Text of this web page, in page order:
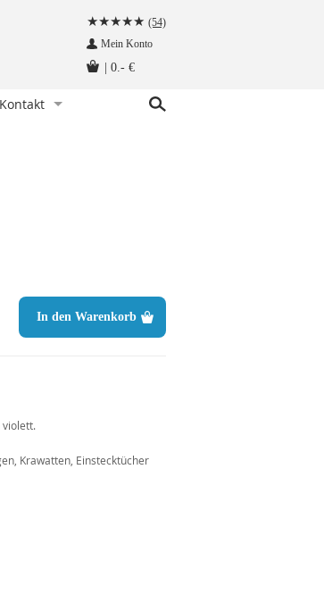
(54)
Mein Konto
0.- €
- so geht‘s richtig
man so!
- wie werden sie getragen
Kontakt
In den Warenkorb
violett.
Krawatten, Einstecktücher